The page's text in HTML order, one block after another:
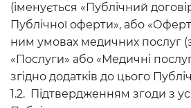
(іменується «Публічний
Публічної оферти», або
ним умовах медичних послуг
«Послуги» або «Медичні
згідно додатків до цього
1.2. Підтвердженням згоди з